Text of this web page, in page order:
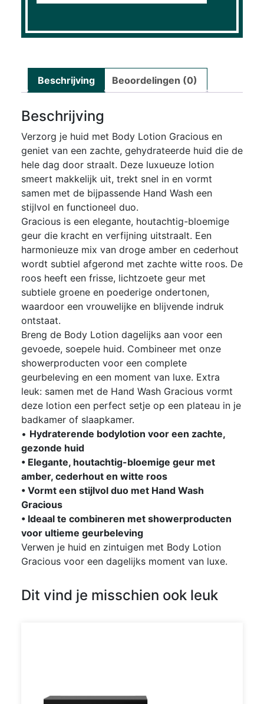
Beschrijving Beoordelingen (0)
Beschrijving
Verzorg je huid met Body Lotion Gracious en
geniet van een zachte, gehydrateerde huid die de
hele dag door straalt. Deze luxueuze lotion
smeert makkelijk uit, trekt snel in en vormt
samen met de bijpassende Hand Wash een
stijlvol en functioneel duo.
Gracious is een elegante, houtachtig-bloemige
geur die kracht en verfijning uitstraalt. Een
harmonieuze mix van droge amber en cederhout
wordt subtiel afgerond met zachte witte roos. De
roos heeft een frisse, lichtzoete geur met
subtiele groene en poederige ondertonen,
waardoor een vrouwelijke en blijvende indruk
ontstaat.
Breng de Body Lotion dagelijks aan voor een
gevoede, soepele huid. Combineer met onze
showerproducten voor een complete
geurbeleving en een moment van luxe. Extra
leuk: samen met de Hand Wash Gracious vormt
deze lotion een perfect setje op een plateau in je
badkamer of slaapkamer.
• Hydraterende bodylotion voor een zachte,
gezonde huid
• Elegante, houtachtig-bloemige geur met
amber, cederhout en witte roos
• Vormt een stijlvol duo met Hand Wash
Gracious
• Ideaal te combineren met showerproducten
voor ultieme geurbeleving
Verwen je huid en zintuigen met Body Lotion
Gracious voor een dagelijks moment van luxe.
Dit vind je misschien ook leuk